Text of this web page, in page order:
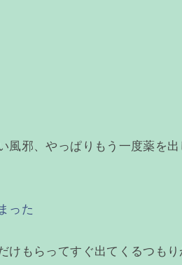
風邪、やっぱりもう一度薬を
った
けもらってすぐ出てくるつも